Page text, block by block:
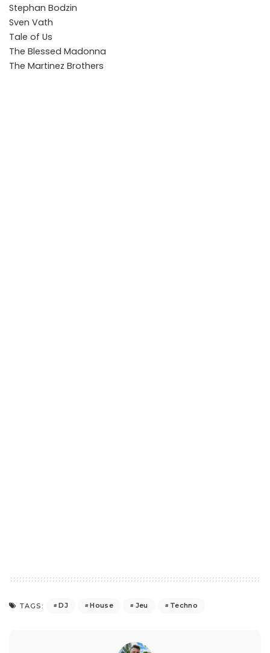
Stephan Bodzin
Sven Vath
Tale of Us
The Blessed Madonna
The Martinez Brothers
TAGS: DJ House Jeu Techno